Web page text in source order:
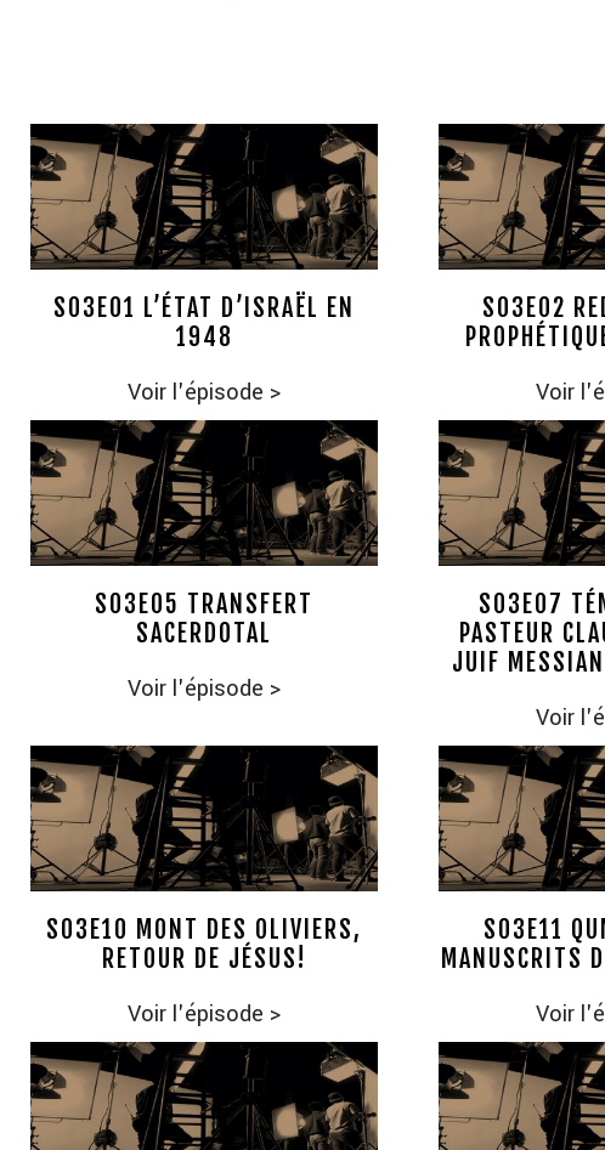
S03E01 L’ÉTAT D’ISRAËL EN
1948
Voir l'épisode >
S03E02
Voir
S03E05 TRANSFERT
SACERDOTAL
Voir l'épisode >
S03E07
PASTEUR
JUIF
Voir
S03E10 MONT DES OLIVIERS,
RETOUR DE JÉSUS!
Voir l'épisode >
S03E11
MANUSCRITS
Voir